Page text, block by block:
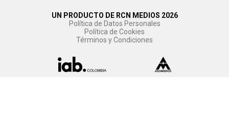
UN PRODUCTO DE RCN MEDIOS 2026
Política de Datos Personales
Política de Cookies
Términos y Condiciones